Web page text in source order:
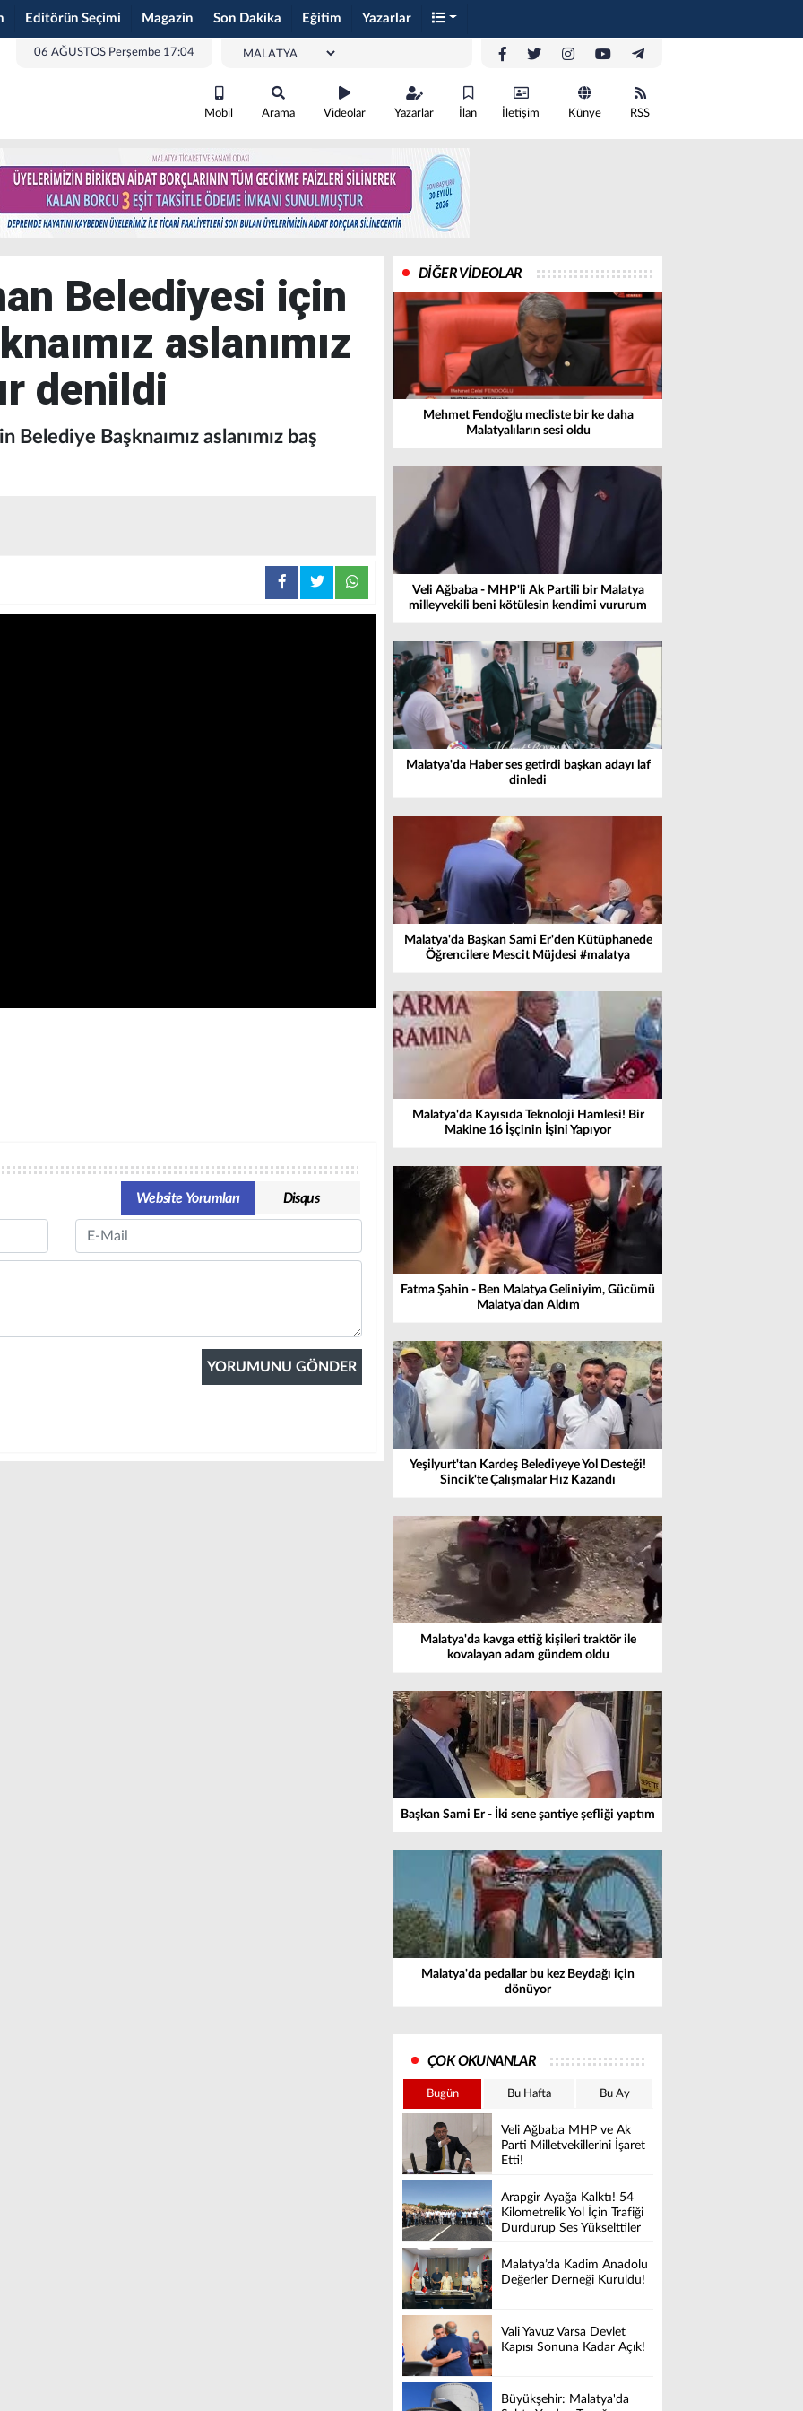
Editörün Seçimi Magazin Son Dakika Eğitim Yazarlar
06 AĞUSTOS Perşembe 17:04
Mobil Arama Videolar Yazarlar İlan İletişim Künye RSS
Belediyesi için
aslanımız
denildi
Belediye Başknaımız aslanımız baş
Website Yorumları
Disqus
Email
DİĞER VİDEOLAR
Mehmet Fendoğlu mecliste bir ke daha
Malatyalıların sesi oldu
Veli Ağbaba - MHP'li Ak Partili bir Malatya
milleyvekili beni kötülesin kendimi vururum
Malatya'da Haber ses getirdi başkan adayı laf
dinledi
Malatya'da Başkan Sami Er'den Kütüphanede
Öğrencilere Mescit Müjdesi #malatya
Malatya'da Kayısıda Teknoloji Hamlesi! Bir
Makine 16 İşçinin İşini Yapıyor
Fatma Şahin - Ben Malatya Geliniyim, Gücümü
Malatya'dan Aldım
Yeşilyurt'tan Kardeş Belediyeye Yol Desteği!
Sincik'te Çalışmalar Hız Kazandı
Malatya'da kavga ettiğ kişileri traktör ile
kovalayan adam gündem oldu
Başkan Sami Er - İki sene şantiye şefliği yaptım
Malatya'da pedallar bu kez Beydağı için
dönüyor
ÇOK OKUNANLAR
Bugün Bu Hafta Bu Ay
Veli Ağbaba MHP ve Ak
Parti Milletvekillerini İşaret
Etti!
Arapgir Ayağa Kalktı! 54
Kilometrelik Yol İçin Trafiği
Durdurup Ses Yükselttiler
Malatya’da Kadim Anadolu
Değerler Derneği Kuruldu!
Vali Yavuz Varsa Devlet
Kapısı Sonuna Kadar Açık!
Büyükşehir: Malatya'da